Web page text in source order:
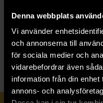
Denna webbplats
Vi använder
och annonserna till
för sociala medier och
vidarebefordrar även
information från din
annons- och